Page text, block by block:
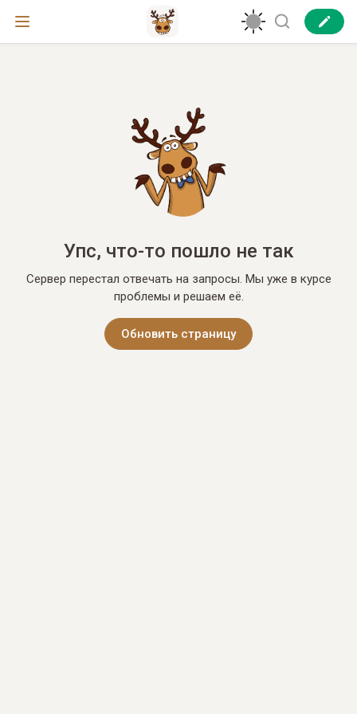
Упс, что-то пошло не так
Сервер перестал отвечать на запросы. Мы уже в курсе
проблемы и решаем её.
Обновить страницу